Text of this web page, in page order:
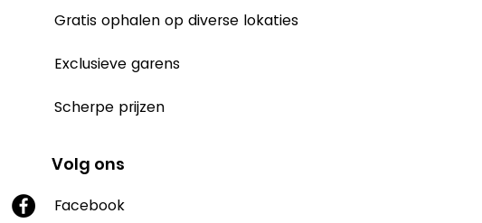
Gratis ophalen op diverse lokaties
Exclusieve garens
Scherpe prijzen
Volg ons
Facebook